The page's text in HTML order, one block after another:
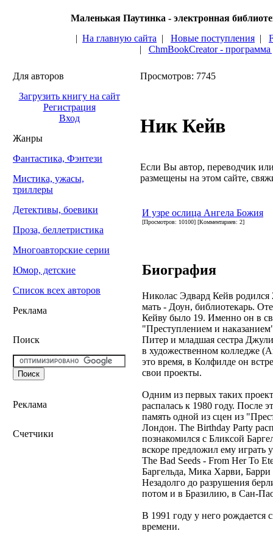
Маленькая Паутинка - электронная
| На главную сайта | Новые поступления |
| ChmBookCreator -
Для авторов
Загрузить книгу на сайт
Регистрация
Вход
Жанры
Фантастика, Фэнтези
Мистика, ужасы,
триллеры
Детективы, боевики
Проза, беллетристика
Многоавторские серии
Юмор, детские
Список всех авторов
Реклама
Поиск
Реклама
Счетчики
Просмотров: 7745
Ник Кейв
Если Вы автор, переводчик
размещены на этом сайте,
И узре ослица Ангела Божия
[Просмотров: 10100] [Комментариев: 2]
Биография
Hиколас Эдвард Кейв
мать - Доун, библиотекарь.
Кейву было 19. Именно он в
"Преступлением и
Питер и младшая сестра
в художественном колледже
это время, в Колфилде он
свои проекты.
Одним из первых таких
распалась к 1980 году. После
память одной из сцен из
Лондон. The Birthday Party
познакомился с Бликсой
вскоре предложил ему играть
The Bad Seeds - From Her To
Баргельда, Мика Харви,
Незадолго до разрушения
потом и в Бразилию, в Сан-
В 1991 году у него рождается
времени.